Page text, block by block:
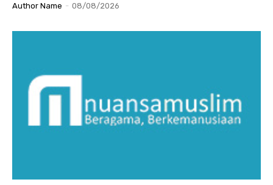
Author Name - 08/08/2026